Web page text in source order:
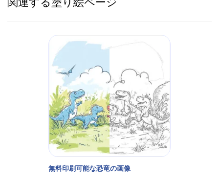
無料印刷可能な恐竜の画像